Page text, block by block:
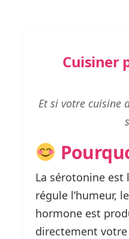
Cuisiner
Et si votre cuisine
La sérotonine est
régule l’humeur,
hormone est
directement